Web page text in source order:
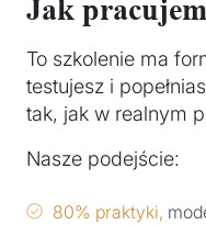
Jak
To szkolenie ma
testujesz i
tak, jak w realnym
Nasze podejście:
80% praktyki,